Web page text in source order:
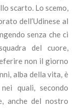
scarto. Lo scemo,
dell’Udinese al
senza che ci
del cuore,
non il giorno
alba della vita, è
quali, secondo
anche del nostro